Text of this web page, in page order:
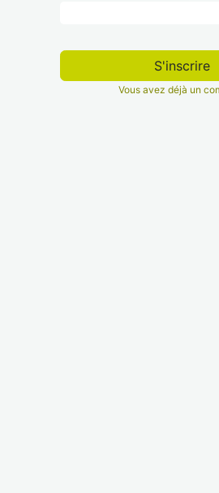
S'inscrire
Vous avez déjà un